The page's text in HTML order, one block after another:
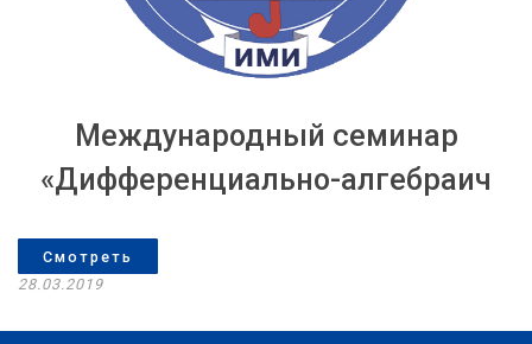
Международный семинар
«Дифференциально-алгебраич
Смотреть
28.03.2019